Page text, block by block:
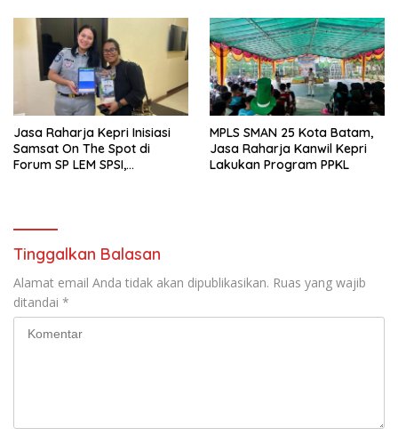
Indonesia
Jasa Raharja Kepri Inisiasi
Samsat On The Spot di
Forum SP LEM SPSI,
MPLS SMAN 25 Kota Batam,
Jasa Raharja Kanwil Kepri
Lakukan Program PPKL
Tinggalkan Balasan
Alamat email Anda tidak akan dipublikasikan. Ruas yang wajib
ditandai *